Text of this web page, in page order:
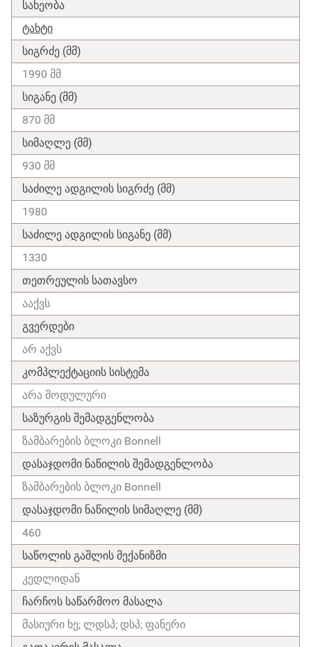
სახეობა
ტახტი
სიგრძე (მმ)
1990 მმ
სიგანე (მმ)
870 მმ
სიმაღლე (მმ)
930 მმ
საძილე ადგილის სიგრძე (მმ)
1980
საძილე ადგილის სიგანე (მმ)
1330
თეთრეულის სათავსო
ააქვს
გვერდები
არ აქვს
კომპლექტაციის სისტემა
არა მოდულური
საზურგის შემადგენლობა
ზამბარების ბლოკი Bonnell
დასაჯდომი ნაწილის შემადგენლობა
ზამბარების ბლოკი Bonnell
დასაჯდომი ნაწილის სიმაღლე (მმ)
460
საწოლის გაშლის მექანიზმი
კედლიდან
ჩარჩოს საწარმოო მასალა
მასიური ხე; ლდსპ; დსპ; ფანერი